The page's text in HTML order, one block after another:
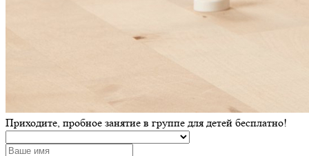
Приходите, пробное занятие в группе для детей бесплатно!